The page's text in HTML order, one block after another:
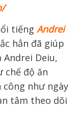
tiếng Andrei
hẳn đã giúp
Deiu,
chế độ ăn
như ngày
tâm theo dõi